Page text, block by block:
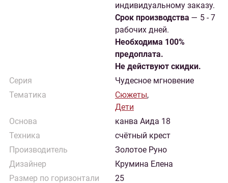
индивидуальному заказу.
Cрок производства — 5 - 7
рабочих дней.
Необходима 100%
предоплата.
Не действуют скидки.
Серия
Чудесное мгновение
Тематика
Сюжеты,
Дети
Основа
канва Аида 18
Техника
счётный крест
Производитель
Золотое Руно
Дизайнер
Крумина Елена
Размер по горизонтали
25